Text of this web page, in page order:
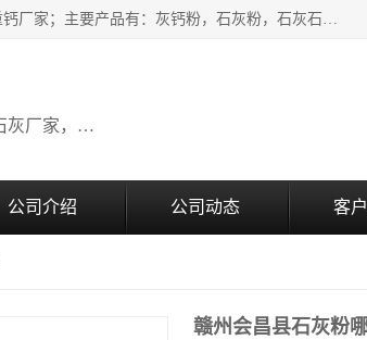
瑞金桂生建材公司一家专业从事建材产品经营研发、生产、销售为一体的福建重钙厂家；主要产品有：灰钙粉，石灰粉，石灰石，生石灰，熟石灰，氧化钙，重钙粉，氢氧化钙，农田石灰，畜牧业用石灰等。欢迎新老客户来电咨询！
广东石灰厂家，福建石灰厂家，江西石灰厂家，赣州石灰厂家，东莞石灰厂家
公司介绍 公司动态 客
赣州会昌县石灰粉